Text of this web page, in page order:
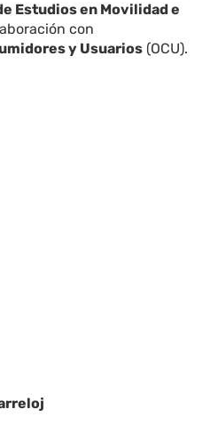
Estudios en Movilidad e
con
y Usuarios (OCU).